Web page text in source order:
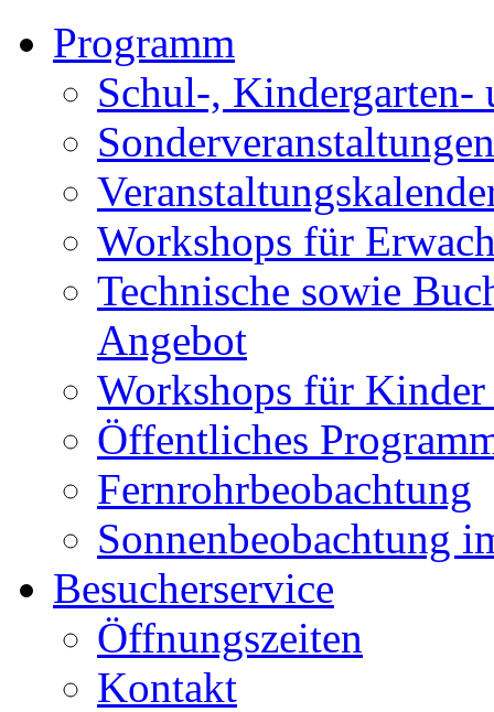
Programm
Schul-, Kindergarten-
Sonderveranstaltungen
Workshops für
Technische sowie
Angebot
Workshops für
Öffentliches
Fernrohrbeobachtung
Sonnenbeobachtung
Besucherservice
Öffnungszeiten
Kontakt